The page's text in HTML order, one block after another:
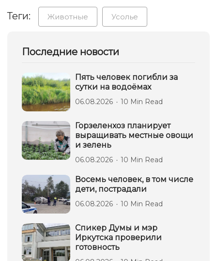
Теги: Животные Усолье
Последние новости
Пять человек погибли за
сутки на водоёмах
06.08.2026 10 Min Read
Горзеленхоз планирует
выращивать местные овощи
и зелень
06.08.2026 10 Min Read
Восемь человек, в том числе
дети, пострадали
06.08.2026 10 Min Read
Спикер Думы и мэр
Иркутска проверили
готовность